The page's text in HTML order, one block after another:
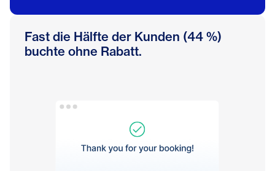
Fast die Hälfte der Kunden (44 %)
buchte ohne Rabatt.